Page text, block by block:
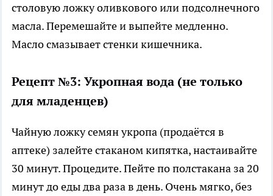
столовую ложку оливкового или подсолнечного
масла. Перемешайте и выпейте медленно.
Масло смазывает стенки кишечника.
Рецепт №3: Укропная вода (не только
для младенцев)
Чайную ложку семян укропа (продаётся в
аптеке) залейте стаканом кипятка, настаивайте
30 минут. Процедите. Пейте по полстакана за 20
минут до еды два раза в день. Очень мягко, без